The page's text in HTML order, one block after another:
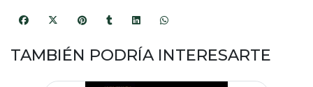
TAMBIÉN PODRÍA INTERESARTE